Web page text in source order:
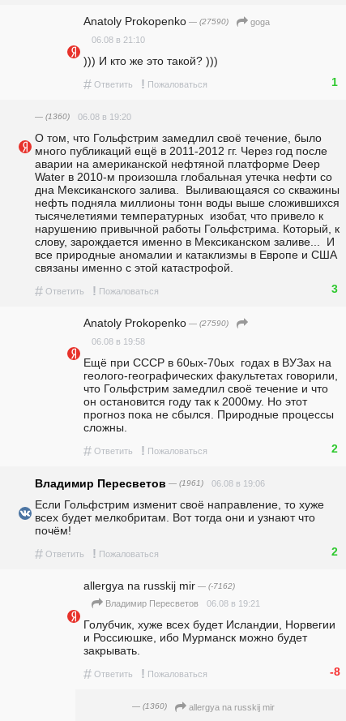
Anatoly Prokopenko — (27590)
goga
06.08 в 21:10
))) И кто же это такой? )))
# Ответить ! Пожаловаться 1
— (1360) 06.08 в 19:20
О том, что Гольфстрим замедлил своё течение, было
много публикаций ещё в 2011-2012 гг. Через год после
аварии на американской нефтяной платформе Deep
Water в 2010-м произошла глобальная утечка нефти со
дна Мексиканского залива.  Выливающаяся со скважины
нефть подняла миллионы тонн воды выше сложившихся
тысячелетиями температурных  изобат, что привело к
нарушению привычной работы Гольфстрима. Который, к
слову, зарождается именно в Мексиканском заливе...  И
все природные аномалии и катаклизмы в Европе и США
связаны именно с этой катастрофой.
# Ответить ! Пожаловаться 3
Anatoly Prokopenko — (27590)
06.08 в 19:58
Ещё при СССР в 60ых-70ых  годах в ВУЗах на
геолого-географических факультетах говорили,
что Гольфстрим замедлил своё течение и что
он остановится году так к 2000му. Но этот
прогноз пока не сбылся. Природные процессы
сложны.
# Ответить ! Пожаловаться 2
Владимир Пересветов — (1961) 06.08 в 19:06
Если Гольфстрим изменит своё направление, то хуже
всех будет мелкобритам. Вот тогда они и узнают что
почём!
# Ответить ! Пожаловаться 2
allergya na russkij mir — (-7162)
Владимир Пересветов 06.08 в 19:21
Голубчик, хуже всех будет Исландии, Норвегии
и Россиюшке, ибо Мурманск можно будет
закрывать.
# Ответить ! Пожаловаться -8
— (1360)
allergya na russkij mir